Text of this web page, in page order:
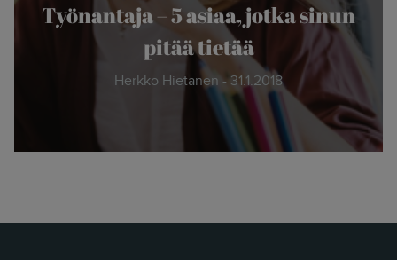
Työnantaja – 5 asiaa, jotka sinun
pitää tietää
Herkko Hietanen - 31.1.2018